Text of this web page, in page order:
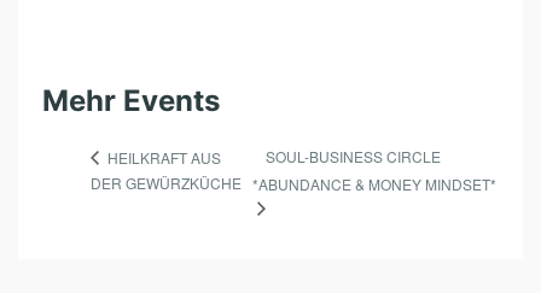
Mehr Events
HEILKRAFT AUS
DER GEWÜRZKÜCHE
SOUL-BUSINESS CIRCLE
*ABUNDANCE & MONEY MINDSET*